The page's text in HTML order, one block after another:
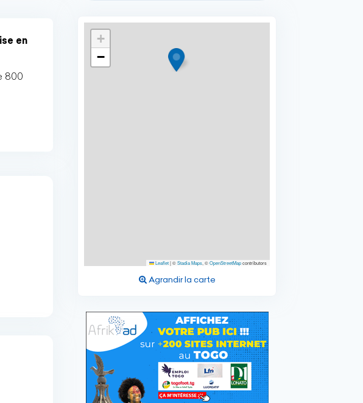
en
800
+
−
Leaflet|©Stadia Maps, ©OpenStreetMapcontributors
Agrandir la carte